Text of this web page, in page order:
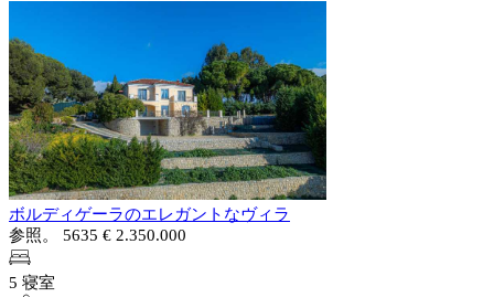
ボルディゲーラのエレガントなヴィラ
参照。 5635 € 2.350.000
5 寝室